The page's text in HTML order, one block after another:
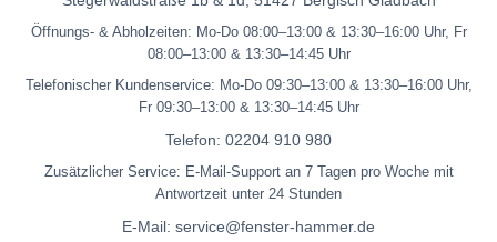
Öffnungs- & Abholzeiten: Mo-Do 08:00–13:00 & 13:30–16:00 Uhr, Fr
08:00–13:00 & 13:30–14:45 Uhr
Telefonischer Kundenservice: Mo-Do 09:30–13:00 & 13:30–16:00 Uhr,
Fr 09:30–13:00 & 13:30–14:45 Uhr
Telefon: 02204 910 980
Zusätzlicher Service: E-Mail-Support an 7 Tagen pro Woche mit
Antwortzeit unter 24 Stunden
E-Mail: service@fenster-hammer.de